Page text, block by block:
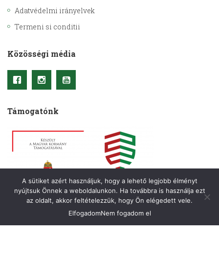
Adatvédelmi irányelvek
Termeni si conditii
Közösségi média
Támogatónk
A sütiket azért használjuk, hogy a lehető legjobb élményt
nyújtsuk Önnek a weboldalunkon. Ha továbbra is használja ezt
az oldalt, akkor feltételezzük, hogy Ön elégedett vele.
ElfogadomNem fogadom el